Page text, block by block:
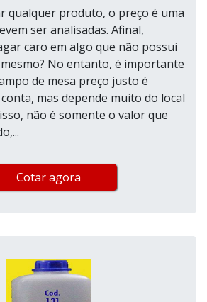
qualquer produto, o preço é uma
ser analisadas. Afinal,
caro em algo que não possui
No entanto, é importante
de mesa preço justo é
mas depende muito do local
não é somente o valor que
Cotar agora